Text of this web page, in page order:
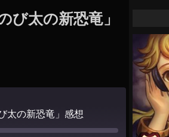
び太の新恐竜」
太の新恐竜」感想